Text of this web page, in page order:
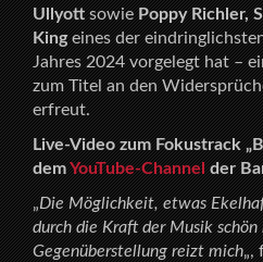
UllyottsowiePoppy Richler,
Kingeines der
Jahres 2024 vorgelegt hat –
zum Titel an den
erfreut.
Live-Video zum Fokustrack
demYouTube-Channel der
„Die Möglichkeit, etwas
durch die Kraft der Musik schön
Gegenüberstellung reizt mich„,